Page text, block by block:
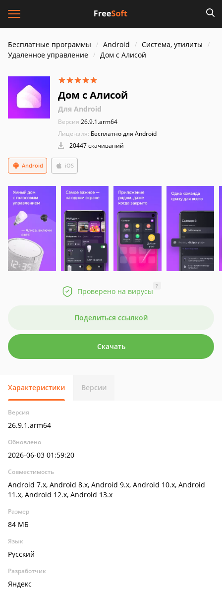
Бесплатные программы Android
Система, утилиты
Удаленное управление
Дом с Алисой
Дом с Алисой
Для Android
Версия:26.9.1.arm64
Лицензия: Бесплатно для Android
20447 скачиваний
Android iOS
Проверено на вирусы
?
Поделиться ссылкой
Скачать
Характеристики Версии
Версия
26.9.1.arm64
Обновлено
2026-06-03 01:59:20
Совместимость
Android 7.x, Android 8.x, Android 9.x, Android 10.x, Android
11.x, Android 12.x, Android 13.x
Размер
84 МБ
Язык
Русский
Разработчик
Яндекс